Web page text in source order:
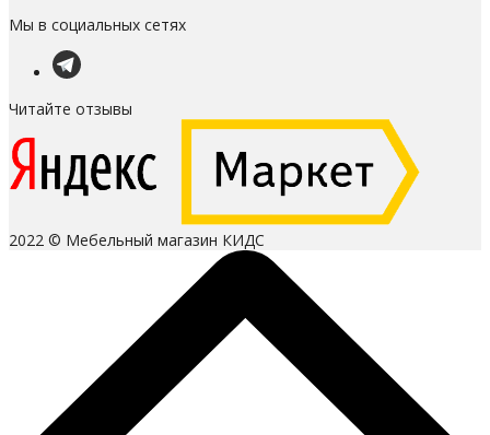
Мы в социальных сетях
Читайте отзывы
2022 © Мебельный магазин КИДС